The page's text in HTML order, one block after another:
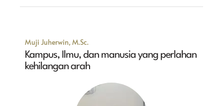
Muji Juherwin, M.Sc.
Kampus, Ilmu, dan manusia yang perlahan
kehilangan arah